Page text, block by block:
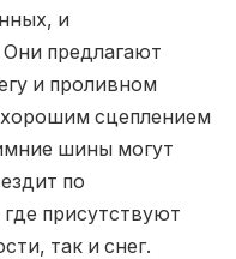
и
предлагают
и проливном
сцеплением
шины могут
по
присутствуют
так и снег.